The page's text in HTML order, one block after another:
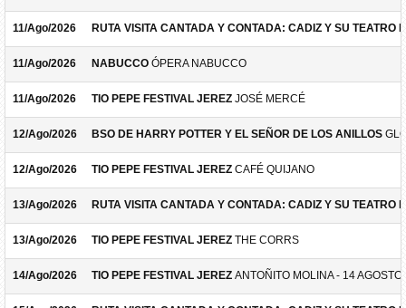
11/Ago/2026 RUTA VISITA CANTADA Y CONTADA: CADIZ Y SU TEATRO
11/Ago/2026 NABUCCO ÓPERA NABUCCO
11/Ago/2026 TIO PEPE FESTIVAL JEREZ JOSÉ MERCÉ
12/Ago/2026 BSO DE HARRY POTTER Y EL SEÑOR DE LOS ANILLOS
12/Ago/2026 TIO PEPE FESTIVAL JEREZ CAFÉ QUIJANO
13/Ago/2026 RUTA VISITA CANTADA Y CONTADA: CADIZ Y SU TEATRO
13/Ago/2026 TIO PEPE FESTIVAL JEREZ THE CORRS
14/Ago/2026 TIO PEPE FESTIVAL JEREZ ANTOÑITO MOLINA - 14 AGOSTO